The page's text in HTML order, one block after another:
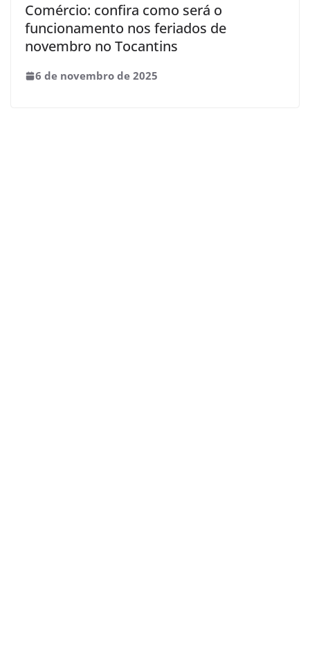
Comércio: confira como será o
funcionamento nos feriados de
novembro no Tocantins
6 de novembro de 2025